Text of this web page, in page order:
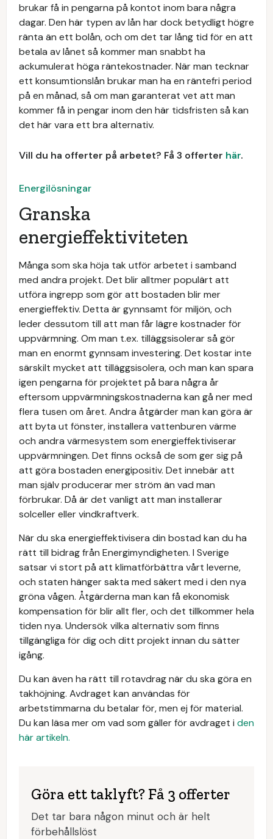
brukar få in pengarna på kontot inom bara några
dagar. Den här typen av lån har dock betydligt högre
ränta än ett bolån, och om det tar lång tid för en att
betala av lånet så kommer man snabbt ha
ackumulerat höga räntekostnader. När man tecknar
ett konsumtionslån brukar man ha en räntefri period
på en månad, så om man garanterat vet att man
kommer få in pengar inom den här tidsfristen så kan
det här vara ett bra alternativ.
Vill du ha offerter på arbetet? Få 3 offerter här.
Energilösningar
Granska
energieffektiviteten
Många som ska höja tak utför arbetet i samband
med andra projekt. Det blir alltmer populärt att
utföra ingrepp som gör att bostaden blir mer
energieffektiv. Detta är gynnsamt för miljön, och
leder dessutom till att man får lägre kostnader för
uppvärmning. Om man t.ex. tilläggsisolerar så gör
man en enormt gynnsam investering. Det kostar inte
särskilt mycket att tilläggsisolera, och man kan spara
igen pengarna för projektet på bara några år
eftersom uppvärmningskostnaderna kan gå ner med
flera tusen om året. Andra åtgärder man kan göra är
att byta ut fönster, installera vattenburen värme
och andra värmesystem som energieffektiviserar
uppvärmningen. Det finns också de som ger sig på
att göra bostaden energipositiv. Det innebär att
man själv producerar mer ström än vad man
förbrukar. Då är det vanligt att man installerar
solceller eller vindkraftverk.
När du ska energieffektivisera din bostad kan du ha
rätt till bidrag från Energimyndigheten. I Sverige
satsar vi stort på att klimatförbättra vårt leverne,
och staten hänger sakta med säkert med i den nya
gröna vågen. Åtgärderna man kan få ekonomisk
kompensation för blir allt fler, och det tillkommer hela
tiden nya. Undersök vilka alternativ som finns
tillgängliga för dig och ditt projekt innan du sätter
igång.
Du kan även ha rätt till rotavdrag när du ska göra en
takhöjning. Avdraget kan användas för
arbetstimmarna du betalar för, men ej för material.
Du kan läsa mer om vad som gäller för avdraget i den
här artikeln.
Göra ett taklyft? Få 3 offerter
Det tar bara någon minut och är helt
förbehållslöst